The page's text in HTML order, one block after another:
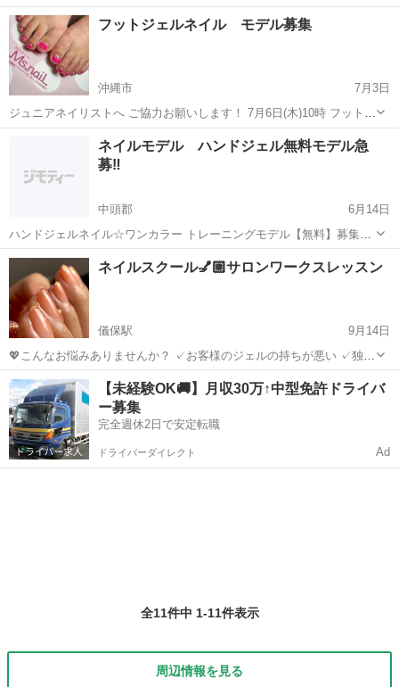
す🌟 〜募集内容〜 日程:8/21(月)16:30 ※3時間程お時間頂きます。 内
容:ハンドジェルのグラデーション →カラーは選べない可能性ござ
いま...
沖縄 うるま市 ジェルネイル ハンド
フットジェルネイル モデル募集
沖縄市
7月3日
ジュニアネイリストへ ご協力お願いします！ 7月6日(木)10時 フットジ
ェルネイル無料 オフあり、なしどちらでも大歓迎です。
ジェルネイル
ネイルモデル ハンドジェル無料モデル急
募‼️
中頭郡
6月14日
ハンドジェルネイル☆ワンカラー トレーニングモデル【無料】募集し
ております。 ①6/15(水)8:30〜9:30の間 北谷町 ②6/17(金)10:00 うる
ま市前原 募集にあたってのお願いごとm(_ _)m ...
沖縄 中頭郡 ジェルネイル ハンド
ネイルスクール💅🏼サロンワークスレッスン
儀保駅
9月14日
💖こんなお悩みありませんか？ ✓お客様のジェルの持ちが悪い ✓独学
なので自信が持てない ✓フィルインベース一層残しを習得したい ✓お
客様の爪が傷んでいくのを見るが辛い ✓相談できる仲間がいない、い
つも孤独 ✓検定を取得した...
沖縄 うるま市 儀保駅 ジェルネイル
【未経験OK🚚】月収30万↑中型免許ドライバ
ー募集
完全週休2日で安定転職
ドライバーダイレクト Ad
全11件中 1-11件表示
周辺情報を見る